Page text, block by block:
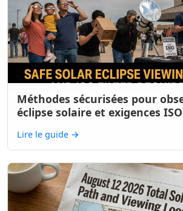
Méthodes sécurisées pour
éclipse solaire et exigences
Lire le guide →